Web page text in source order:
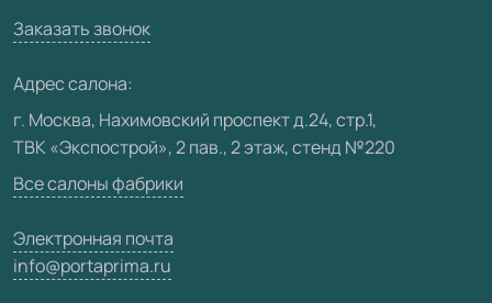
Юридическая информация
Вакансии
Видео
Карта сайта
Заказать звонок
Адрес салона:
г. Москва, Нахимовский проспект д.24, стр.1,
ТВК «Экспострой», 2 пав., 2 этаж, стенд №220
Все салоны фабрики
Электронная почта
info@portaprima.ru